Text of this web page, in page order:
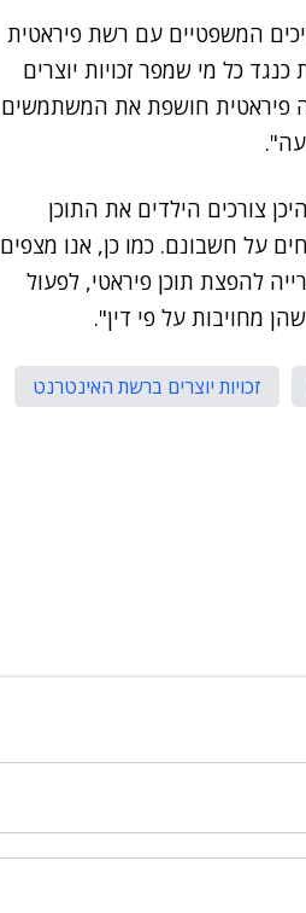
המשפטיים עם רשת פיראטית
כל מי שמפר זכויות יוצרים
פיראטית חושפת את המשתמשים
צורכים הילדים את התוכן
על חשבונם. כמו כן, אנו מצפים
להפצת תוכן פיראטי, לפעול
מחויבות על פי דין".
זכויות יוצרים ברשת האינטרנט